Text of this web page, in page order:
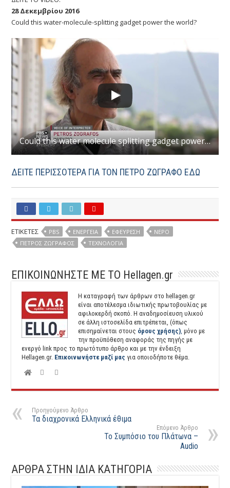
28 Δεκεμβρίου 2016
Could this water-molecule-splitting gadget power the world?
Could this water molecule splitting gadget power the world?
ΔΕΙΤΕ ΠΕΡΙΣΣΟΤΕΡΑ ΓΙΑ ΤΟΝ ΠΕΤΡΟ ΖΩΓΡΑΦΟ ΕΔΩ
ΕΤΙΚΕΤΕΣ PBS ΕΝΕΡΓΕΙΑ ΕΦΕΎΡΕΣΗ
ΝΕΡΌ
ΠΈΤΡΟΣ ΖΩΓΡΆΦΟΣ
ΤΕΧΝΟΛΟΓΙΑ
ΕΠΙΚΟΙΝΩΝΗΣΤΕ ΜΕ ΤΟ Hellagen.gr
Η καταγραφή των άρθρων στο hellagen.gr
είναι αποτέλεσμα ιδιωτικής πρωτοβουλίας με
αφιλοκερδή σκοπό. H αναδημοσίευση υλικού
σε άλλη ιστοσελίδα επιτρέπεται, (όπως
επισημαίνεται στους όρους χρήσης) ,μόνο με
την προϋπόθεση αναφοράς της πηγής με
ενεργό link προς το πρωτότυπο άρθρο και με την ένδειξη
Hellagen.gr. Επικοινωνήστε μαζί μας για οποιοδήποτε θέμα.
Προηγούμενο Άρθρο
Τα διαχρονικά Ελληνικά έθιμα
Επόμενο Άρθρο
Το Συμπόσιο του Πλάτωνα –
Audio
ΑΡΘΡΑ ΣΤΗΝ ΙΔΙΑ ΚΑΤΗΓΟΡΙΑ